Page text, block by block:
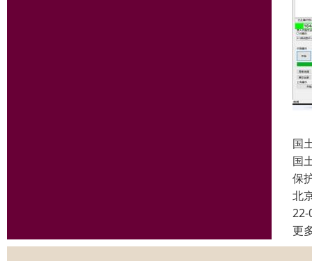
国
国
保
北
22-
更